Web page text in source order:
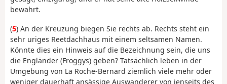
bewahrt.
(5) An der Kreuzung biegen Sie rechts ab. Rechts steht ein
sehr uriges Reetdachhaus mit einem seltsamen Namen.
Könnte dies ein Hinweis auf die Bezeichnung sein, die uns
die Engländer (Froggys) geben? Tatsächlich leben in der
Umgebung von La Roche-Bernard ziemlich viele mehr oder
weniger dauerhaft ansässige Auswanderer von jenseits des